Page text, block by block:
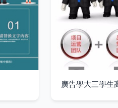
廣告學大三學生